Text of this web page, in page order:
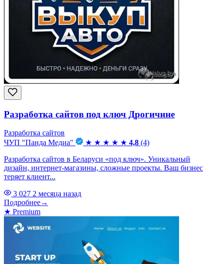
Разработка сайтов под ключ Дрогичине
Разработка сайтов
ЧУП "Панда Медиа"
★ ★ ★ ★ ★ 4,8 (4)
Разработка сайтов в Беларуси «под ключ». Уникальный
дизайн, интернет-магазины, сложные проекты. Ваш бизнес
теряет клиент...
3 027 2 месяца назад
Подробнее→
★ Premium